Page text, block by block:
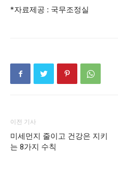
*자료제공 : 국무조정실
이전 기사
미세먼지 줄이고 건강은 지키
는 8가지 수칙